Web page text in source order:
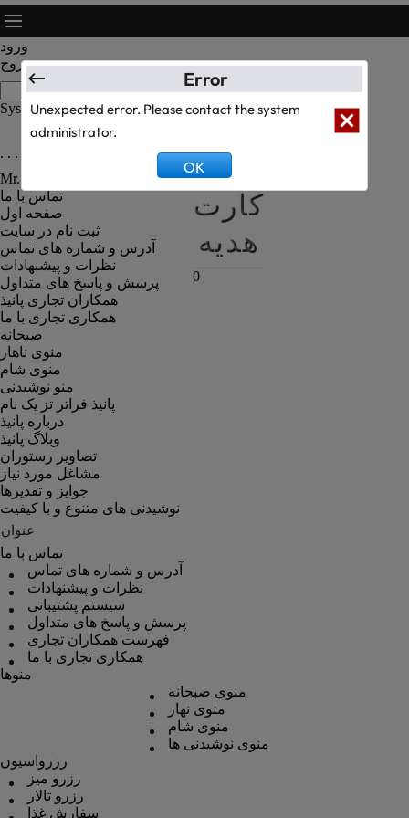
ورود
خروج
System Text Test
سبد
کارت
هدیه
0
. . . رزومه کارکنان رستوران . . .
Mr. Kanbiz Administrator
تماس با ما
صفحه اول
ثبت نام در سایت
آدرس و شماره های تماس
نظرات و پیشنهادات
پرسش و پاسخ های متداول
همکاران تجاری پانیذ
همکاری تجاری با ما
صبحانه
منوی ناهار
منوی شام
منو نوشیدنی
پانیذ فراتر تز یک نام
درباره پانیذ
وبلاگ پانیذ
تصاویر رستوران
مشاغل مورد نیاز
جوایز و تقدیرها
نوشیدنی های متنوع و با کیفیت
عنوان
تماس با ما
آدرس و شماره های تماس
نظرات و پیشنهادات
سیستم پشتیبانی
پرسش و پاسخ های متداول
فهرست همکاران تجاری
همکاری تجاری با ما
منوها
منوی صبحانه
منوی نهار
منوی شام
منوی نوشیدنی ها
رزرواسیون
رزرو میز
رزرو تالار
سفارش غذا
Error
Unexpected error. Please contact the system
administrator.
OK